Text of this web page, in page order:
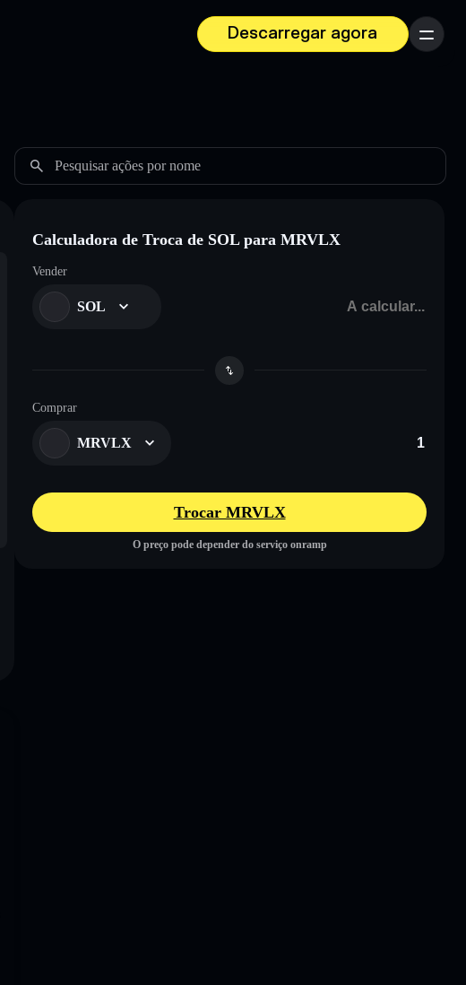
Descarregar agora
Menu
Pesquisar ações por nome
Calculadora de Troca de SOL para MRVLX
Vender
SOL
Comprar
MRVLX
Trocar MRVLX
O preço pode depender do serviço onramp